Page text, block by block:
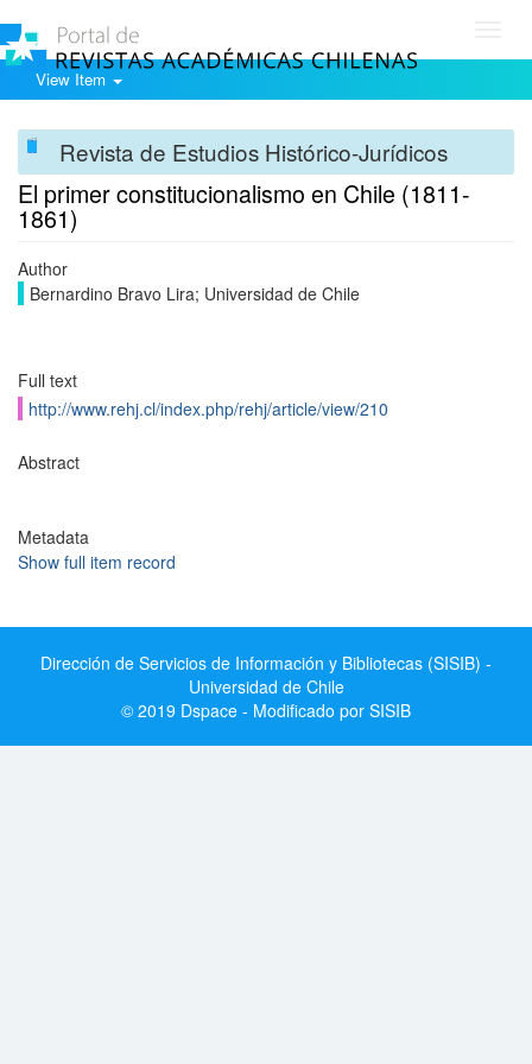
View Item
Revista de Estudios Histórico-Jurídicos
El primer constitucionalismo en Chile (1811-
1861)
Author
Bernardino Bravo Lira; Universidad de Chile
Full text
http://www.rehj.cl/index.php/rehj/article/view/210
Abstract
Metadata
Show full item record
Dirección de Servicios de Información y Bibliotecas (SISIB) -
Universidad de Chile
© 2019 Dspace - Modificado por SISIB